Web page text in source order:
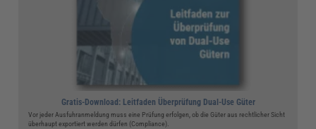
Gratis-Download: Leitfaden Überprüfung Dual-Use Güter
Vor jeder Ausfuhranmeldung muss eine Prüfung erfolgen, ob die Güter aus rechtlicher Sicht
überhaupt exportiert werden dürfen (Compliance).